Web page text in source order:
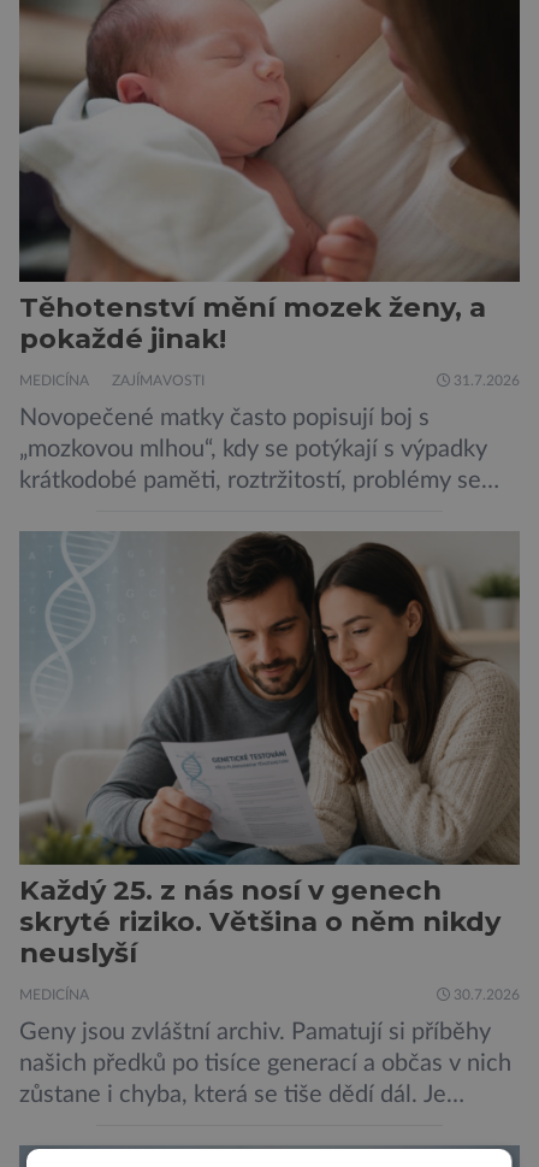
mononutrienty, jsou rybí konzervy kompletní
potravinou,“ říká nutriční specialista Colin
Robertson a zdůrazňuje […]
Těhotenství mění mozek ženy, a
pokaždé jinak!
MEDICÍNA ZAJÍMAVOSTI 31.7.2026
Novopečené matky často popisují boj s
„mozkovou mlhou“, kdy se potýkají s výpadky
krátkodobé paměti, roztržitostí, problémy se
obtíže byly dlouhou dobu připisovány
nedostatku spánku a stresu při péči o
novorozence. Nyní se však ukazuje, že za tím
stojí změny v mozku vyvolané těhotenstvím!
Poporodní mozková mlha, v angličtině […]
Každý 25. z nás nosí v genech
skryté riziko. Většina o něm nikdy
neuslyší
MEDICÍNA 30.7.2026
Geny jsou zvláštní archiv. Pamatují si příběhy
našich předků po tisíce generací a občas v nich
zůstane i chyba, která se tiše dědí dál. Je
o ní nemusí vědět celý život. Přesto může